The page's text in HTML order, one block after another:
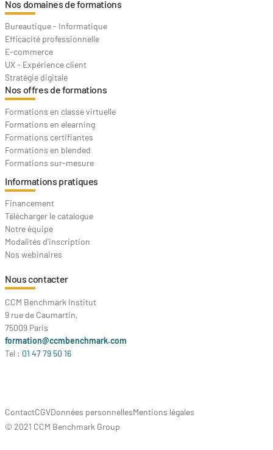
Nos domaines de formations
Bureautique - Informatique
Efficacité professionnelle
E-commerce
UX - Expérience client
Stratégie digitale
Nos offres de formations
Formations en classe virtuelle
Formations en elearning
Formations certifiantes
Formations en blended
Formations sur-mesure
Informations pratiques
Financement
Télécharger le catalogue
Notre équipe
Modalités d'inscription
Nos webinaires
Nous contacter
CCM Benchmark Institut
9 rue de Caumartin,
75009 Paris
formation@ccmbenchmark.com
Tel : 01 47 79 50 16
ContactCGVDonnées personnellesMentions légales
© 2021 CCM Benchmark Group